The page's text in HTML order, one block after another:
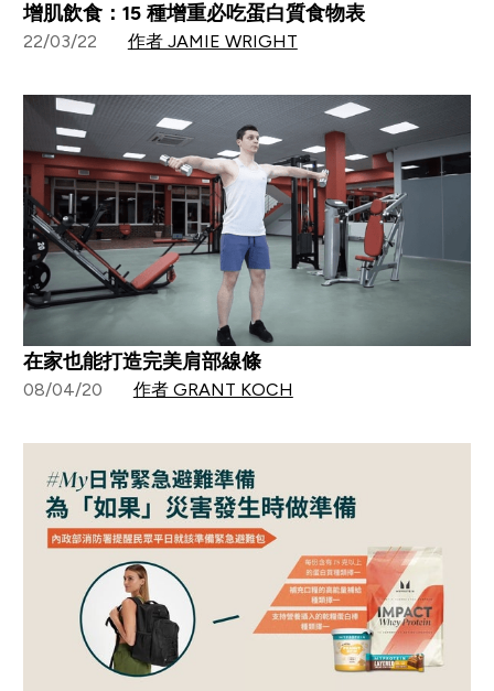
增肌飲食：15 種增重必吃蛋白質食物表
22/03/22 作者 JAMIE WRIGHT
在家也能打造完美肩部線條
08/04/20 作者 GRANT KOCH